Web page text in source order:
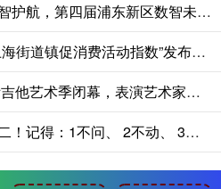
鼎泽配资 匠心铸盾，数智护航，第四届浦东新区数智未来守护者大赛落幕
鸿运配资 双榜第一！“上海街道镇促消费活动指数”发布，静安这个街道如何脱颖而出？
鼎冠策略 2026上海国际吉他艺术季闭幕，表演艺术家乔榛再现《魂断蓝桥》经典片段
龙辉优配 今日二月二十二！记得：1不问、 2不动、 3不借，马年鸿运当头